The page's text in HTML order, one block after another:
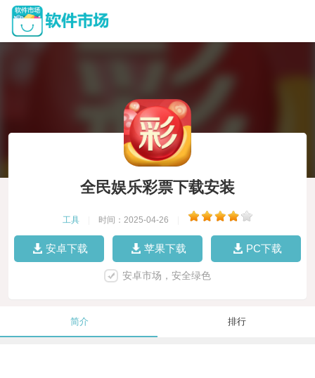
全民娱乐彩票下载安装
工具 时间：2025-04-26
安卓下载 苹果下载 PC下载
安卓市场，安全绿色
简介 排行